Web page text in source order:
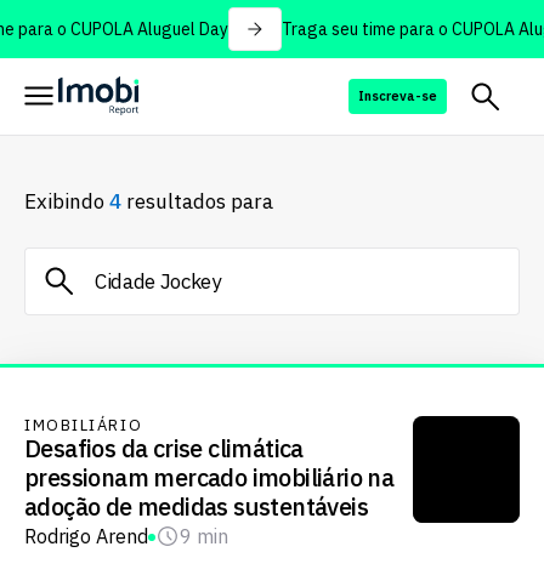
o CUPOLA Aluguel Day Traga seu time para o CUPOLA
Inscreva-se
Exibindo4 resultados para
IMOBILIÁRIO
Desafios da crise climática
pressionam mercado imobiliário na
adoção de medidas sustentáveis
Rodrigo Arend 9 min